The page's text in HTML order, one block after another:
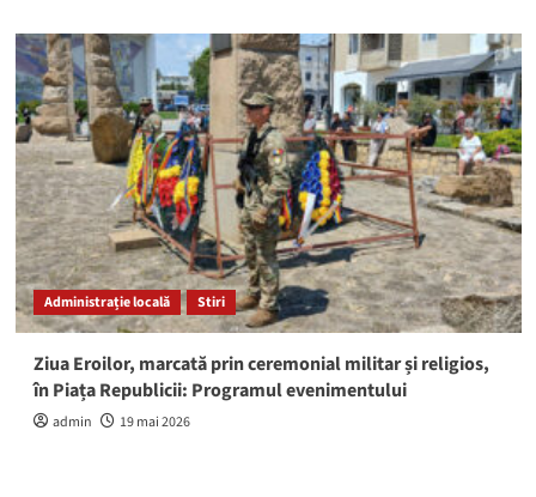
Administrație locală Stiri
Ziua Eroilor, marcată prin ceremonial militar și religios,
în Piața Republicii: Programul evenimentului
admin 19 mai 2026